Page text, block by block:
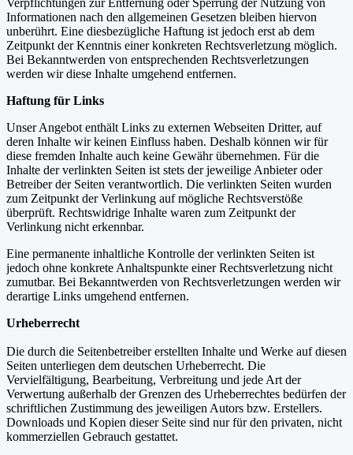
Verpflichtungen zur Entfernung oder Sperrung der Nutzung von
Informationen nach den allgemeinen Gesetzen bleiben hiervon
unberührt. Eine diesbezügliche Haftung ist jedoch erst ab dem
Zeitpunkt der Kenntnis einer konkreten Rechtsverletzung möglich.
Bei Bekanntwerden von entsprechenden Rechtsverletzungen
werden wir diese Inhalte umgehend entfernen.
Haftung für Links
Unser Angebot enthält Links zu externen Webseiten Dritter, auf
deren Inhalte wir keinen Einfluss haben. Deshalb können wir für
diese fremden Inhalte auch keine Gewähr übernehmen. Für die
Inhalte der verlinkten Seiten ist stets der jeweilige Anbieter oder
Betreiber der Seiten verantwortlich. Die verlinkten Seiten wurden
zum Zeitpunkt der Verlinkung auf mögliche Rechtsverstöße
überprüft. Rechtswidrige Inhalte waren zum Zeitpunkt der
Verlinkung nicht erkennbar.
Eine permanente inhaltliche Kontrolle der verlinkten Seiten ist
jedoch ohne konkrete Anhaltspunkte einer Rechtsverletzung nicht
zumutbar. Bei Bekanntwerden von Rechtsverletzungen werden wir
derartige Links umgehend entfernen.
Urheberrecht
Die durch die Seitenbetreiber erstellten Inhalte und Werke auf diesen
Seiten unterliegen dem deutschen Urheberrecht. Die
Vervielfältigung, Bearbeitung, Verbreitung und jede Art der
Verwertung außerhalb der Grenzen des Urheberrechtes bedürfen der
schriftlichen Zustimmung des jeweiligen Autors bzw. Erstellers.
Downloads und Kopien dieser Seite sind nur für den privaten, nicht
kommerziellen Gebrauch gestattet.